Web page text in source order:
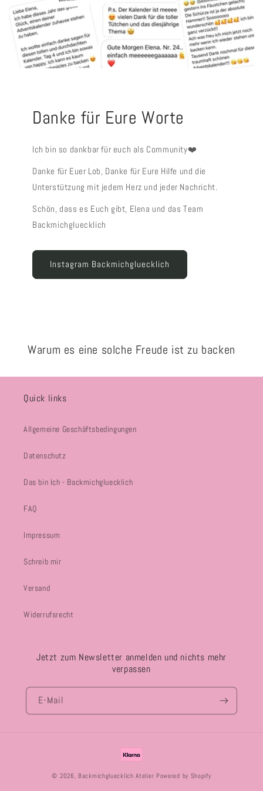
Danke für Eure Worte
Ich bin so dankbar für euch als Community❤️
Danke für Euer Lob, Danke für Eure Hilfe und die
Unterstützung mit jedem Herz und jeder Nachricht.
Schön, dass es Euch gibt, Elena und das Team
Backmichgluecklich
Instagram Backmichgluecklich
Warum es eine solche Freude ist zu backen
Quick links
Allgemeine Geschäftsbedingungen
Datenschutz
Das bin Ich - Backmichgluecklich
FAQ
Impressum
Schreib mir
Versand
Widerrufsrecht
Jetzt zum Newsletter anmelden und nichts mehr
verpassen
E-Mail
© 2026, Backmichgluecklich Atelier Powered by Shopify